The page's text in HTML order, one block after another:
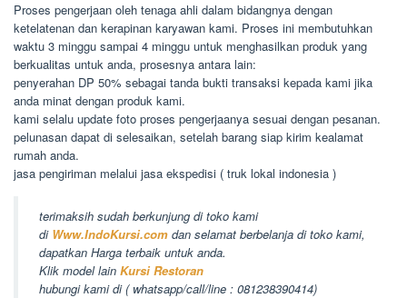
Proses pengerjaan oleh tenaga ahli dalam bidangnya dengan
ketelatenan dan kerapinan karyawan kami. Proses ini membutuhkan
waktu 3 minggu sampai 4 minggu untuk menghasilkan produk yang
berkualitas untuk anda, prosesnya antara lain:
penyerahan DP 50% sebagai tanda bukti transaksi kepada kami jika
anda minat dengan produk kami.
kami selalu update foto proses pengerjaanya sesuai dengan pesanan.
pelunasan dapat di selesaikan, setelah barang siap kirim kealamat
rumah anda.
jasa pengiriman melalui jasa ekspedisi ( truk lokal indonesia )
terimaksih sudah berkunjung di toko kami
di Www.IndoKursi.com dan selamat berbelanja di toko kami,
dapatkan Harga terbaik untuk anda.
Klik model lain Kursi Restoran
hubungi kami di ( whatsapp/call/line : 081238390414)